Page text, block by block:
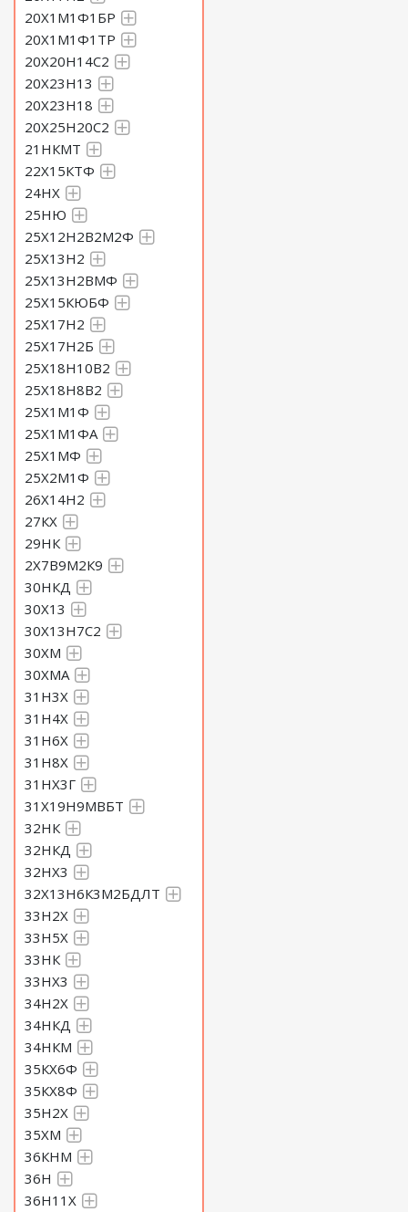
20Х1М1Ф1БР
20Х1М1Ф1ТР
20Х20Н14С2
20Х23Н13
20Х23Н18
20Х25Н20С2
21НКМТ
22Х15КТФ
24НХ
25НЮ
25Х12Н2В2М2Ф
25Х13Н2
25Х13Н2ВМФ
25Х15КЮБФ
25Х17Н2
25Х17Н2Б
25Х18Н10В2
25Х18Н8В2
25Х1М1Ф
25Х1М1ФА
25Х1МФ
25Х2М1Ф
26Х14Н2
27КХ
29НК
2Х7В9М2К9
30НКД
30Х13
30Х13Н7С2
30ХМ
30ХМА
31Н3Х
31Н4Х
31Н6Х
31Н8Х
31НХ3Г
31Х19Н9МВБТ
32НК
32НКД
32НХ3
32Х13Н6К3М2БДЛТ
33Н2Х
33Н5Х
33НК
33НХ3
34Н2Х
34НКД
34НКМ
35КХ6Ф
35КХ8Ф
35Н2Х
35ХМ
36КНМ
36Н
36Н11Х